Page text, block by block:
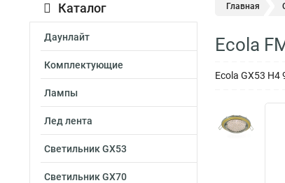
Каталог
Даунлайт
Комплектующие
Лампы
Лед лента
Светильник GX53
Светильник GX70
Главная
Ecola
Ecola GX53